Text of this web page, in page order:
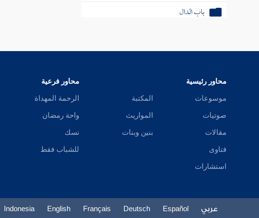
باب الدال
باب الراء
باب الزاي
باب السين
باب الضاد
باب الظاء
محاور رئيسية
موسوعات
صوتيات
مقالات
فتاوى
استشارات
المكتبة
المواريث
بنين وبنات
محاور فرعية
الرحمة المهداة
واحة رمضان
نسك
للشباب فقط
عربي Español
Deutsch
Français
English
Indonesia